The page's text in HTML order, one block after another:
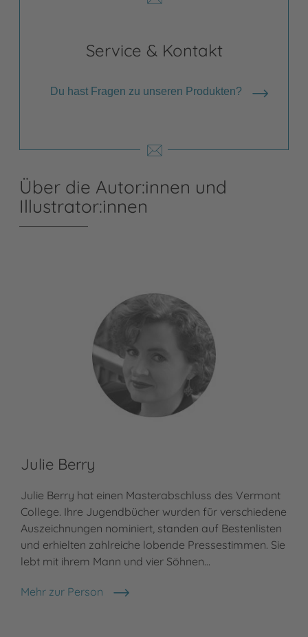
Service & Kontakt
Du hast Fragen zu unseren Produkten?
Über die Autor:innen und
Illustrator:innen
Julie Berry
Julie Berry hat einen Masterabschluss des Vermont
College. Ihre Jugendbücher wurden für verschiedene
Auszeichnungen nominiert, standen auf Bestenlisten
und erhielten zahlreiche lobende Pressestimmen. Sie
lebt mit ihrem Mann und vier Söhnen…
Mehr zur Person
Julie Berry